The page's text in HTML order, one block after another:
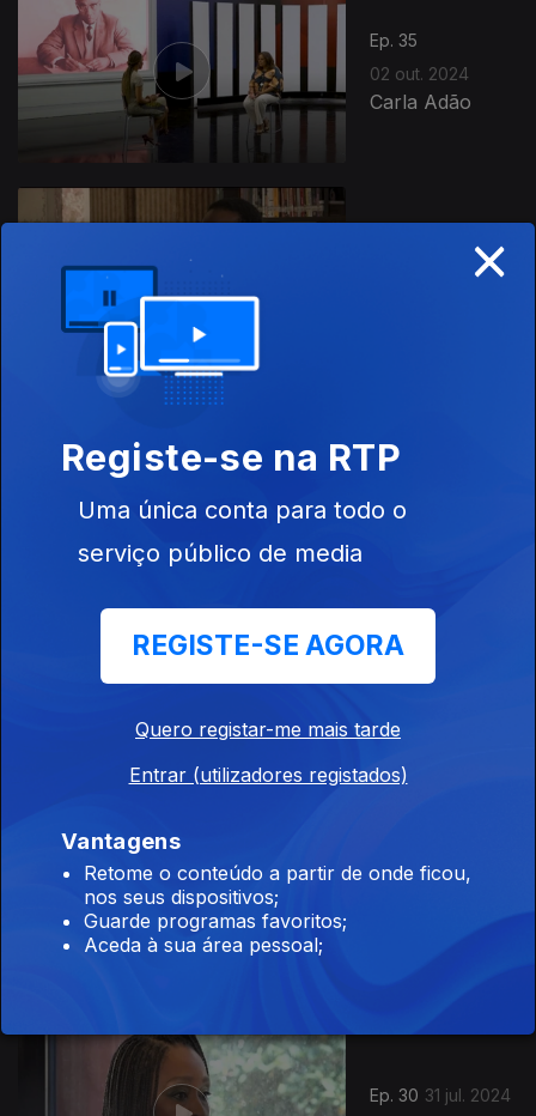
Ep. 35
02 out. 2024
Carla Adão
Ep. 33
Zia Soares
Oliveira
Ep. 31
Ep. 30 31 jul. 2024
×
Registe-se na RTP
Uma única conta para todo o
serviço público de media
REGISTE-SE AGORA
Quero registar-me mais tarde
Entrar (utilizadores registados)
Vantagens
Retome o conteúdo a partir de onde ficou,
nos seus dispositivos;
Guarde programas favoritos;
Aceda à sua área pessoal;